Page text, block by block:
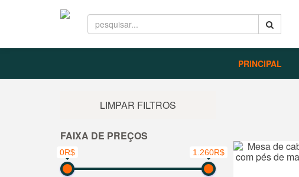
PRINCIPAL
LIMPAR FILTROS
FAIXA DE PREÇOS
0R$ 1.260R$